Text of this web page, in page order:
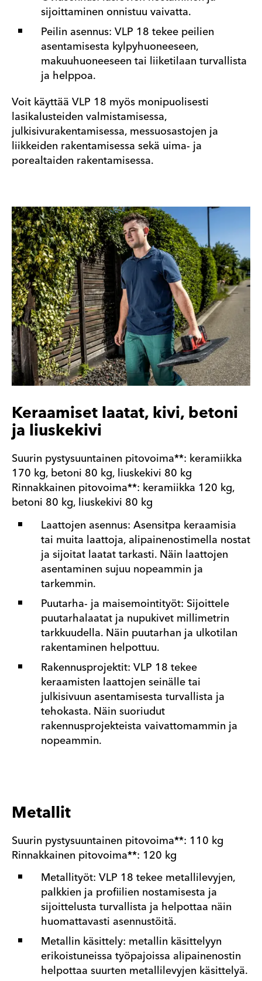
sijoittaminen onnistuu vaivatta.
Peilin asennus: VLP 18 tekee peilien
asentamisesta kylpyhuoneeseen,
makuuhuoneeseen tai liiketilaan turvallista
ja helppoa.
Voit käyttää VLP 18 myös monipuolisesti
lasikalusteiden valmistamisessa,
julkisivurakentamisessa, messuosastojen ja
liikkeiden rakentamisessa sekä uima- ja
porealtaiden rakentamisessa.
Keraamiset laatat, kivi, betoni
ja liuskekivi
Suurin pystysuuntainen pitovoima**: keramiikka
170 kg, betoni 80 kg, liuskekivi 80 kg
Rinnakkainen pitovoima**: keramiikka 120 kg,
betoni 80 kg, liuskekivi 80 kg
Laattojen asennus: Asensitpa keraamisia
tai muita laattoja, alipainenostimella nostat
ja sijoitat laatat tarkasti. Näin laattojen
asentaminen sujuu nopeammin ja
tarkemmin.
Puutarha- ja maisemointityöt: Sijoittele
puutarhalaatat ja nupukivet millimetrin
tarkkuudella. Näin puutarhan ja ulkotilan
rakentaminen helpottuu.
Rakennusprojektit: VLP 18 tekee
keraamisten laattojen seinälle tai
julkisivuun asentamisesta turvallista ja
tehokasta. Näin suoriudut
rakennusprojekteista vaivattomammin ja
nopeammin.
Metallit
Suurin pystysuuntainen pitovoima**: 110 kg
Rinnakkainen pitovoima**: 120 kg
Metallityöt: VLP 18 tekee metallilevyjen,
palkkien ja profiilien nostamisesta ja
sijoittelusta turvallista ja helpottaa näin
huomattavasti asennustöitä.
Metallin käsittely: metallin käsittelyyn
erikoistuneissa työpajoissa alipainenostin
helpottaa suurten metallilevyjen käsittelyä.